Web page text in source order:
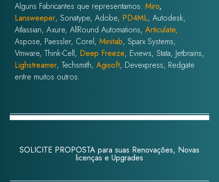
Alguns Fabricantes que representamos: Miro,
Lansweeper, Sonatype, Adobe, PD4ML, Autodesk,
Atlassian, Axure, AllRound Automations, Articulate,
Aspose, Paessler, Corel, Minitab, Sparx Systems,
Vmware, Think-Cell, Deep Freeze, Eviews, Stata, Jetbrains,
Lighstreamer, Techsmith, Agisoft, Devexpress, Redgate
entre muitos outros.
SOLICITE PROPOSTA para suas Renovações, Novas
licenças e Upgrades